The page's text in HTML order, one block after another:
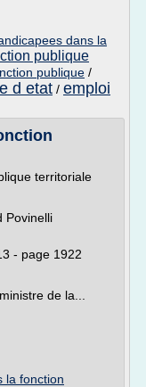
dans la
publique
publique /
d etat / emploi
territoriale
Povinelli
- page 1922
de la...
la fonction